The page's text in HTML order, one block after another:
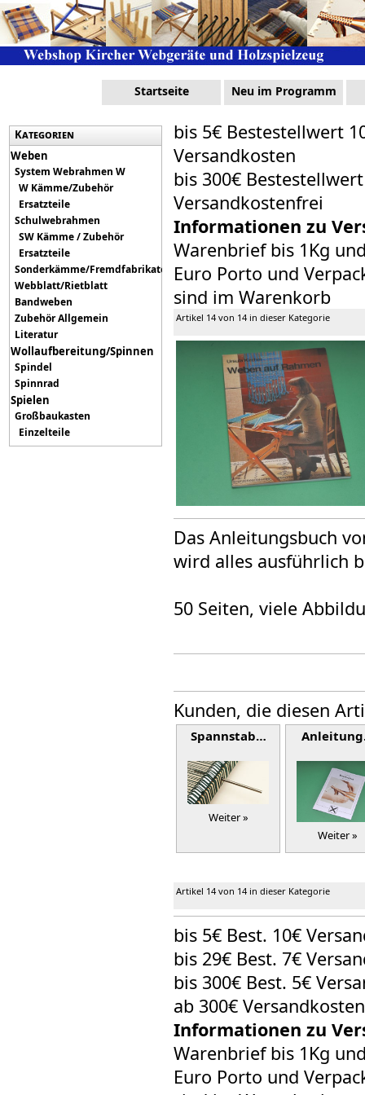
Startseite Neu im Programm
Kategorien
Weben
System Webrahmen W
W Kämme/Zubehör
Ersatzteile
Schulwebrahmen
SW Kämme / Zubehör
Ersatzteile
Sonderkämme/Fremdfabrikate
Webblatt/Rietblatt
Bandweben
Zubehör Allgemein
Literatur
Wollaufbereitung/Spinnen
Spindel
Spinnrad
Spielen
Großbaukasten
Einzelteile
bis 5€ Bestestellwert
Versandkosten
bis 300€
Versandkostenfrei
Informationen zu
Warenbrief bis 1Kg
Euro Porto und
sind im Warenkorb
Artikel 14 von 14 in dieser Kategorie
Das Anleitungsbuch
wird alles ausführlich
50 Seiten, viele
Kunden, die diesen
Spannstab…
Weiter »
Weiter »
Artikel 14 von 14 in dieser Kategorie
bis 5€ Best. 10€
bis 29€ Best. 7€
bis 300€ Best. 5€
ab 300€
Informationen zu
Warenbrief bis 1Kg
Euro Porto und